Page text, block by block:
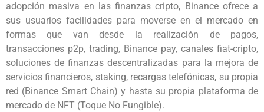
adopción masiva en las finanzas cripto, Binance ofrece a
sus usuarios facilidades para moverse en el mercado en
formas que van desde la realización de pagos,
transacciones p2p, trading, Binance pay, canales fiat-cripto,
soluciones de finanzas descentralizadas para la mejora de
servicios financieros, staking, recargas telefónicas, su propia
red (Binance Smart Chain) y hasta su propia plataforma de
mercado de NFT (Toque No Fungible).